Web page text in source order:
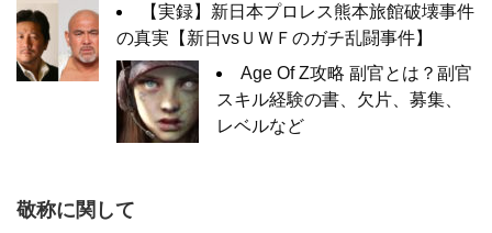
【実録】新日本プロレス熊本旅館破壊事件
の真実【新日vsＵＷＦのガチ乱闘事件】
Age Of Z攻略 副官とは？副官
スキル経験の書、欠片、募集、
レベルなど
敬称に関して